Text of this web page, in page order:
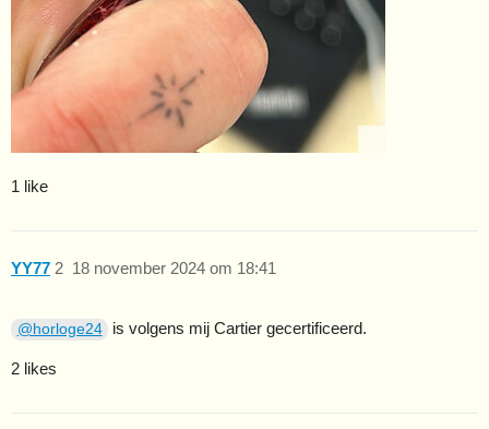
1 like
YY77 18 november 2024 om 18:41
2
@horloge24 is volgens mij Cartier gecertificeerd.
2 likes